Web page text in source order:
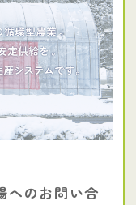
へのお問い合